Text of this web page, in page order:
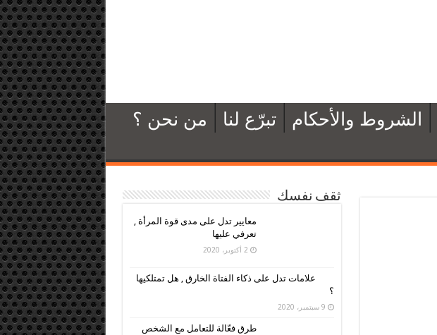
الشروط والأحكام تبرّع لنا
من نحن ؟
ثقف نفسك
معايير تدل على مدى قوة المرأة ,
تعرفي عليها
2 أكتوبر، 2020
علامات تدل على ذكاء الفتاة الخارق , هل تمتلكيها
؟
9 سبتمبر، 2020
طرق فعّالة للتعامل مع الشخص